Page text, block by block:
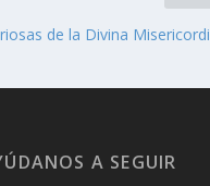
de la Divina
A SEGUIR